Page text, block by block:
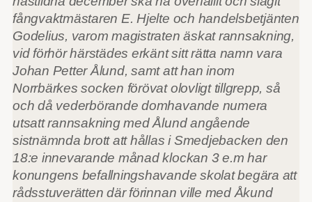
fångvaktmästaren E. Hjelte och handelsbetjänten
Godelius, varom magistraten äskat rannsakning,
vid förhör härstädes erkänt sitt rätta namn vara
Johan Petter Ålund, samt att han inom
Norrbärkes socken förövat olovligt tillgrepp, så
och då vederbörande domhavande numera
utsatt rannsakning med Ålund angående
sistnämnda brott att hållas i Smedjebacken den
18:e innevarande månad klockan 3 e.m har
konungens befallningshavande skolat begära att
rådsstuverätten där förinnan ville med Åkund